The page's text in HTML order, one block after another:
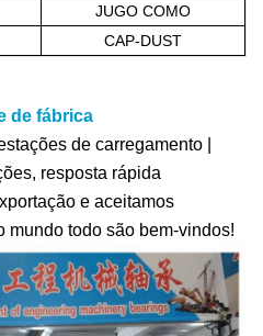
JUGO COMO
CAP-DUST
de fábrica
de carregamento |
resposta rápida
e aceitamos
mundo todo são bem-vindos!